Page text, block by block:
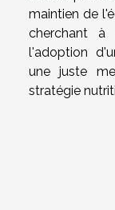
maintien de
cherchant à
l'adoption
une juste
stratégie